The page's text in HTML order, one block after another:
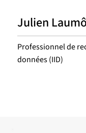
Julien
Professionnel de
données (IID)